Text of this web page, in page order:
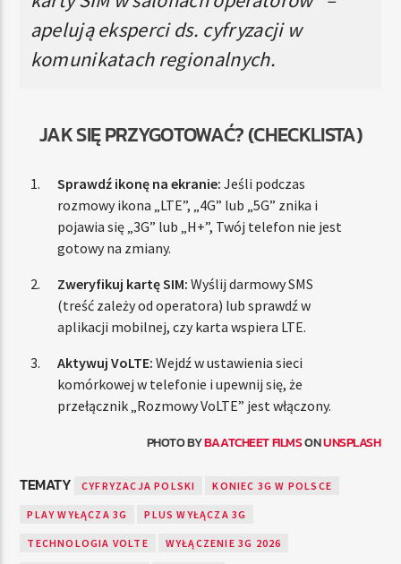
apelują eksperci ds. cyfryzacji w
komunikatach regionalnych.
JAK SIĘ PRZYGOTOWAĆ? (CHECKLISTA)
Sprawdź ikonę na ekranie: Jeśli podczas
rozmowy ikona „LTE”, „4G” lub „5G” znika i
pojawia się „3G” lub „H+”, Twój telefon nie jest
gotowy na zmiany.
Zweryfikuj kartę SIM: Wyślij darmowy SMS
(treść zależy od operatora) lub sprawdź w
aplikacji mobilnej, czy karta wspiera LTE.
Aktywuj VoLTE: Wejdź w ustawienia sieci
komórkowej w telefonie i upewnij się, że
przełącznik „Rozmowy VoLTE” jest włączony.
PHOTO BYBAATCHEET FILMSONUNSPLASH
TEMATY CYFRYZACJA POLSKI KONIEC 3G W POLSCE
PLAY WYŁĄCZA 3G PLUS WYŁĄCZA 3G
TECHNOLOGIA VOLTE WYŁĄCZENIE 3G 2026